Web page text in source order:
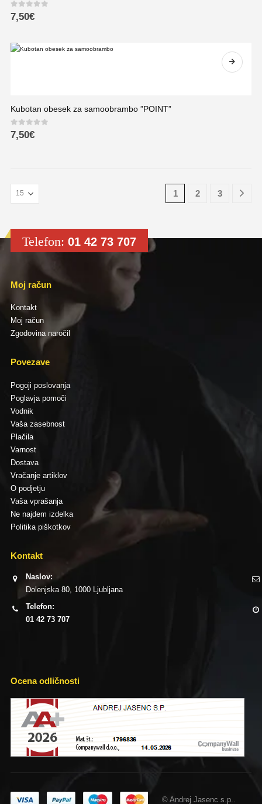
0out of 5
7,50€
Kubotan obesek za samoobrambo ”POINT”
0out of 5
7,50€
1 2 3
Telefon: 01 42 73 707
Moj račun
Kontakt
Moj račun
Zgodovina naročil
Povezave
Pogoji poslovanja
Poglavja pomoči
Vodnik
Vaša zasebnost
Plačila
Varnost
Dostava
Vračanje artiklov
O podjetju
Vaša vprašanja
Ne najdem izdelka
Politika piškotkov
Kontakt
Naslov:
Dolenjska 80, 1000 Ljubljana
Telefon:
01 42 73 707
Ocena odličnosti
© Andrej Jasenc s.p..